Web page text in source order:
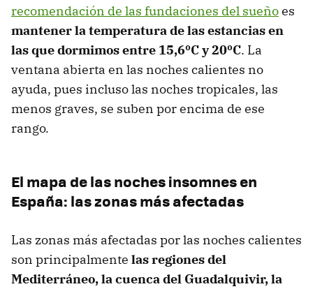
recomendación de las fundaciones del sueñoes
mantener la temperatura de las estancias en
las que dormimos entre 15,6ºC y 20ºC. La
ventana abierta en las noches calientes no
ayuda, pues incluso las noches tropicales, las
menos graves, se suben por encima de ese
rango.
El mapa de las noches insomnes en
España: las zonas más afectadas
Las zonas más afectadas por las noches calientes
son principalmente las regiones del
Mediterráneo, la cuenca del Guadalquivir, la